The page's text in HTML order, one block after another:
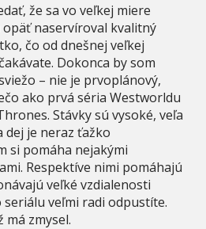
že sa vo veľkej miere
naservíroval kvalitný
čo od dnešnej veľkej
Dokonca by som
– nie je prvoplánový,
ako prvá séria Westworldu
Stávky sú vysoké, veľa
dej je neraz ťažko
si pomáha nejakými
Respektíve nimi pomáhajú
veľké vzdialenosti
veľmi radi odpustíte.
zmysel.